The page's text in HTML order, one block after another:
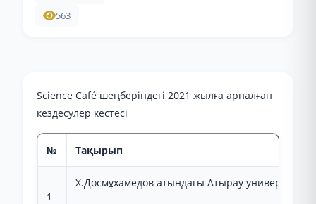
563
Science Café шеңберіндегі 2021 жылға арналған
кездесулер кестесі
№ Тақырып
1
Х.Досмұхамедов атындағы Атырау